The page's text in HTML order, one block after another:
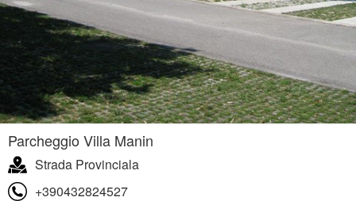
Parcheggio Villa Manin
Strada Provinciala
+390432824527